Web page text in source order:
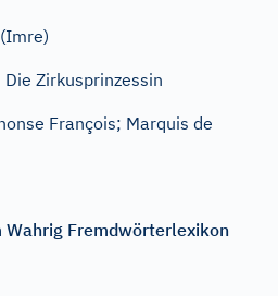
Zirkusprinzessin
François; Marquis de
Fremdwörterlexikon